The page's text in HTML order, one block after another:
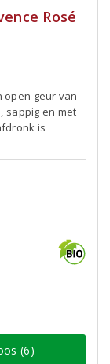
Rosé
open geur van
sappig en met
is
(6)